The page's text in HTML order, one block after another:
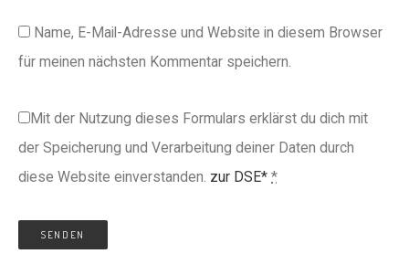
Name, E-Mail-Adresse und Website in diesem Browser
für meinen nächsten Kommentar speichern.
Mit der Nutzung dieses Formulars erklärst du dich mit
der Speicherung und Verarbeitung deiner Daten durch
diese Website einverstanden. zur DSE* *